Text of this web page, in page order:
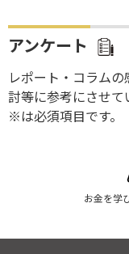
アンケート
レポート・コラム
討等に参考にさせて
※は必須項目です。
お金を学